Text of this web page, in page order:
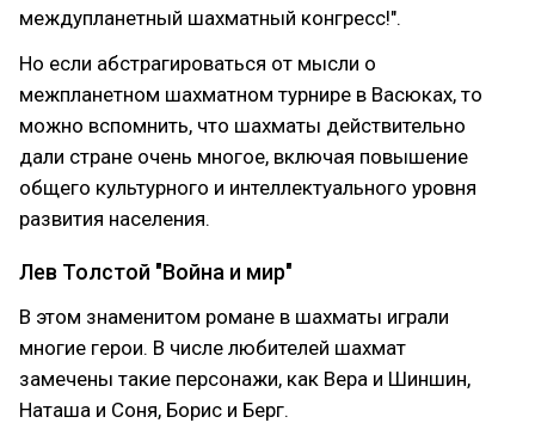
междупланетный шахматный конгресс!".
Но если абстрагироваться от мысли о
межпланетном шахматном турнире в Васюках, то
можно вспомнить, что шахматы действительно
дали стране очень многое, включая повышение
общего культурного и интеллектуального уровня
развития населения.
Лев Толстой "Война и мир"
В этом знаменитом романе в шахматы играли
многие герои. В числе любителей шахмат
замечены такие персонажи, как Вера и Шиншин,
Наташа и Соня, Борис и Берг.